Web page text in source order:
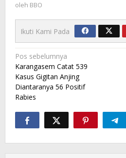
oleh BBO
Ikuti Kami Pada
Navigasi
pos
Pos sebelumnya
Karangasem Catat 539
Kasus Gigitan Anjing
Diantaranya 56 Positif
Rabies